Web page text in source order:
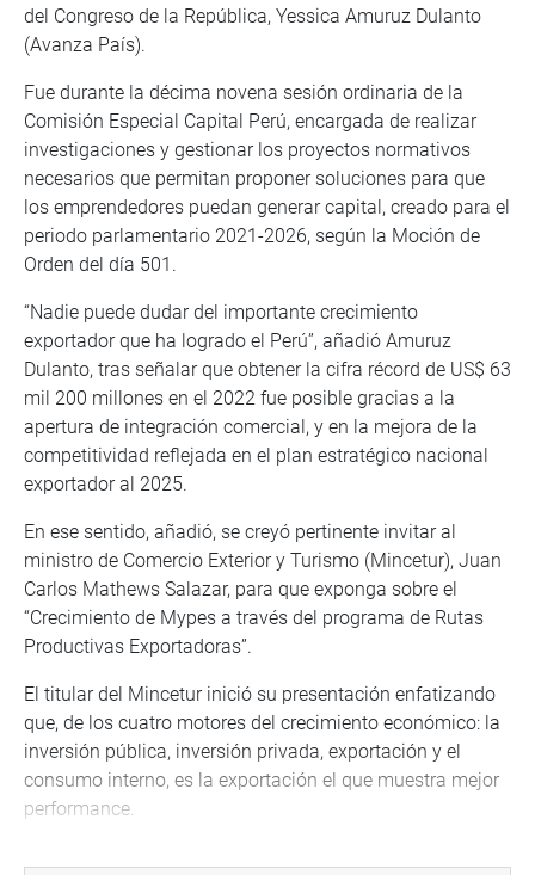
del Congreso de la República, Yessica Amuruz Dulanto
(Avanza País).
Fue durante la décima novena sesión ordinaria de la
Comisión Especial Capital Perú, encargada de realizar
investigaciones y gestionar los proyectos normativos
necesarios que permitan proponer soluciones para que
los emprendedores puedan generar capital, creado para el
periodo parlamentario 2021-2026, según la Moción de
Orden del día 501.
“Nadie puede dudar del importante crecimiento
exportador que ha logrado el Perú”, añadió Amuruz
Dulanto, tras señalar que obtener la cifra récord de US$ 63
mil 200 millones en el 2022 fue posible gracias a la
apertura de integración comercial, y en la mejora de la
competitividad reflejada en el plan estratégico nacional
exportador al 2025.
En ese sentido, añadió, se creyó pertinente invitar al
ministro de Comercio Exterior y Turismo (Mincetur), Juan
Carlos Mathews Salazar, para que exponga sobre el
“Crecimiento de Mypes a través del programa de Rutas
Productivas Exportadoras”.
El titular del Mincetur inició su presentación enfatizando
que, de los cuatro motores del crecimiento económico: la
inversión pública, inversión privada, exportación y el
consumo interno, es la exportación el que muestra mejor
performance.